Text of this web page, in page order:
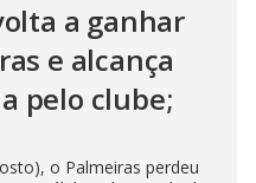
a ganhar
e alcança
pelo clube;
o Palmeiras perdeu